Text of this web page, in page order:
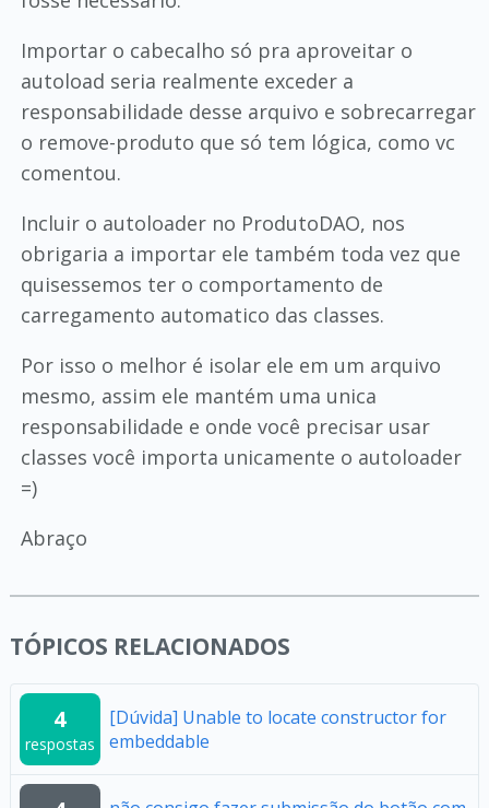
Importar o cabecalho só pra aproveitar o
autoload seria realmente exceder a
responsabilidade desse arquivo e sobrecarregar
o remove-produto que só tem lógica, como vc
comentou.
Incluir o autoloader no ProdutoDAO, nos
obrigaria a importar ele também toda vez que
quisessemos ter o comportamento de
carregamento automatico das classes.
Por isso o melhor é isolar ele em um arquivo
mesmo, assim ele mantém uma unica
responsabilidade e onde você precisar usar
classes você importa unicamente o autoloader
=)
Abraço
TÓPICOS RELACIONADOS
4
respostas
[Dúvida] Unable to locate constructor for
embeddable